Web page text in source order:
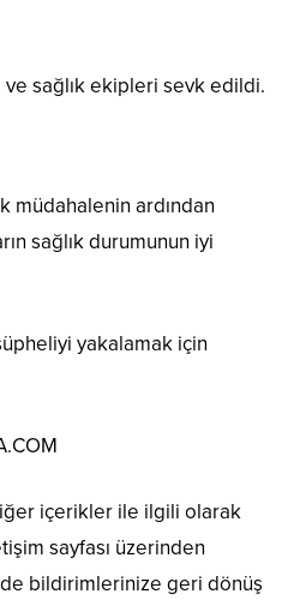
sağlık ekipleri sevk edildi.
müdahalenin ardından
sağlık durumunun iyi
yakalamak için
içerikler ile ilgili olarak
sayfası üzerinden
bildirimlerinize geri dönüş